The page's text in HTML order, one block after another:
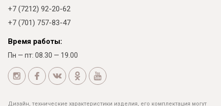
+7 (7212) 92-20-62
+7 (701) 757-83-47
Время работы:
Пн — пт: 08.30 — 19.00
Дизайн, технические характеристики изделия, его комплектация могут